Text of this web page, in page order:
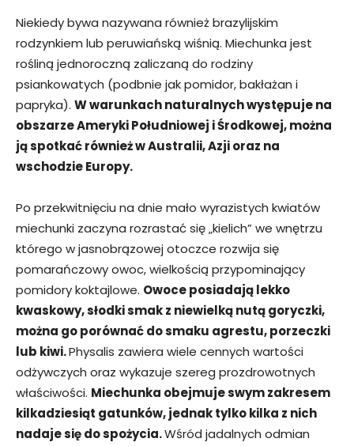
Niekiedy bywa nazywana również brazylijskim
rodzynkiem lub peruwiańską wiśnią. Miechunka jest
rośliną jednoroczną zaliczaną do rodziny
psiankowatych (podbnie jak pomidor, bakłażan i
papryka). W warunkach naturalnych występuje na
obszarze Ameryki Południowej i Środkowej, można
ją spotkać również w Australii, Azji oraz na
wschodzie Europy.
Po przekwitnięciu na dnie mało wyrazistych kwiatów
miechunki zaczyna rozrastać się „kielich” we wnętrzu
którego w jasnobrązowej otoczce rozwija się
pomarańczowy owoc, wielkością przypominający
pomidory koktajlowe. Owoce posiadają lekko
kwaskowy, słodki smak z niewielką nutą goryczki,
można go porównać do smaku agrestu, porzeczki
lub kiwi.Physalis zawiera wiele cennych wartości
odżywczych oraz wykazuje szereg prozdrowotnych
właściwości. Miechunka obejmuje swym zakresem
kilkadziesiąt gatunków, jednak tylko kilka z nich
nadaje się do spożycia.Wśród jadalnych odmian